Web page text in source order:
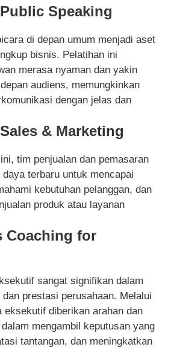
Speaking
di depan umum menjadi aset
bisnis. Pelatihan ini
merasa nyaman dan yakin
audiens, memungkinkan
dengan jelas dan
& Marketing
tim penjualan dan pemasaran
terbaru untuk mencapai
kebutuhan pelanggan, dan
produk atau layanan
Coaching for
sangat signifikan dalam
prestasi perusahaan. Melalui
eksekutif diberikan arahan dan
mengambil keputusan yang
tantangan, dan meningkatkan